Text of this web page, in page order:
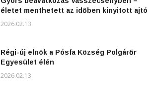
életet menthetett az időben kinyitott ajtó
2026.02.13.
Régi-új elnök a Pósfa Község Polgárőr
Egyesület élén
2026.02.13.